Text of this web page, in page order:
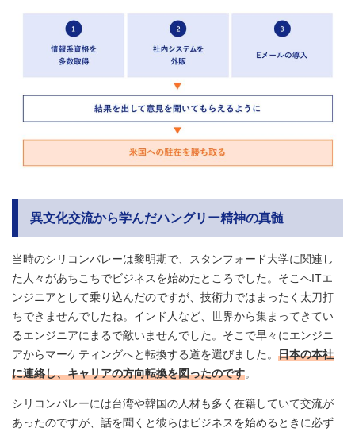
異文化交流から学んだハングリー精神の真髄
当時のシリコンバレーは黎明期で、スタンフォード大学に関連し
た人々があちこちでビジネスを始めたところでした。そこへITエ
ンジニアとして乗り込んだのですが、技術力ではまったく太刀打
ちできませんでしたね。インド人など、世界から集まってきてい
るエンジニアにまるで敵いませんでした。そこで早々にエンジニ
アからマーケティングへと転換する道を選びました。 日本の本社
に連絡し、キャリアの方向転換を図ったのです。
シリコンバレーには台湾や韓国の人材も多く在籍していて交流が
あったのですが、話を聞くと彼らはビジネスを始めるときに必ず